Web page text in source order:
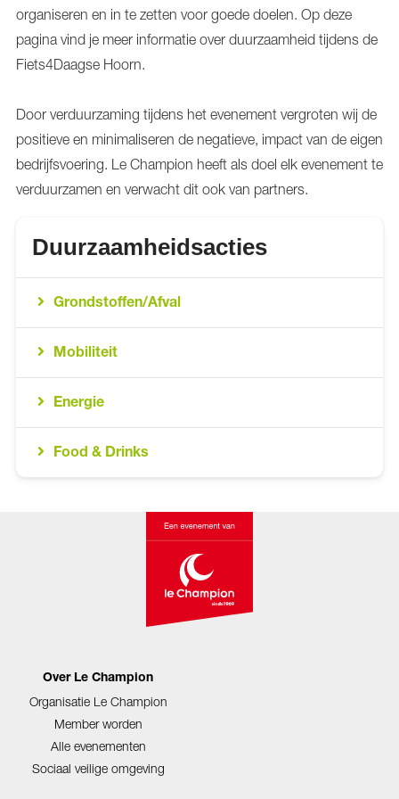
organiseren en in te zetten voor goede doelen. Op deze
pagina vind je meer informatie over duurzaamheid tijdens de
Fiets4Daagse Hoorn.
Door verduurzaming tijdens het evenement vergroten wij de
positieve en minimaliseren de negatieve, impact van de eigen
bedrijfsvoering. Le Champion heeft als doel elk evenement te
verduurzamen en verwacht dit ook van partners.
Duurzaamheidsacties
Grondstoffen/Afval
Mobiliteit
Energie
Food & Drinks
Over Le Champion
Organisatie Le Champion
Member worden
Alle evenementen
Sociaal veilige omgeving